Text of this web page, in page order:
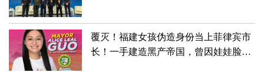
覆灭！福建女孩伪造身份当上菲律宾市
长！一手建造黑产帝国，曾因娃娃脸深